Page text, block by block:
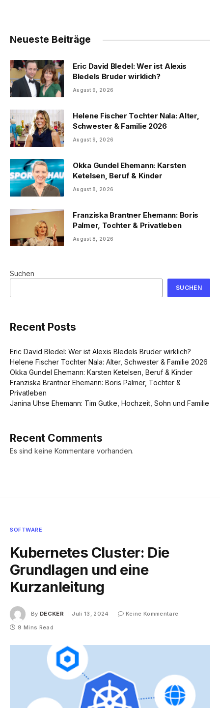
Neueste Beiträge
Eric David Bledel: Wer ist Alexis
Bledels Bruder wirklich?
August 9, 2026
Helene Fischer Tochter Nala: Alter,
Schwester & Familie 2026
August 9, 2026
Okka Gundel Ehemann: Karsten
Ketelsen, Beruf & Kinder
August 8, 2026
Franziska Brantner Ehemann: Boris
Palmer, Tochter & Privatleben
August 8, 2026
Suchen
SUCHEN
Recent Posts
Eric David Bledel: Wer ist Alexis Bledels Bruder wirklich?
Helene Fischer Tochter Nala: Alter, Schwester & Familie 2026
Okka Gundel Ehemann: Karsten Ketelsen, Beruf & Kinder
Franziska Brantner Ehemann: Boris Palmer, Tochter &
Privatleben
Janina Uhse Ehemann: Tim Gutke, Hochzeit, Sohn und Familie
Recent Comments
Es sind keine Kommentare vorhanden.
SOFTWARE
Kubernetes Cluster: Die
Grundlagen und eine
Kurzanleitung
By DECKER Juli 13, 2024
Keine Kommentare
9 Mins Read